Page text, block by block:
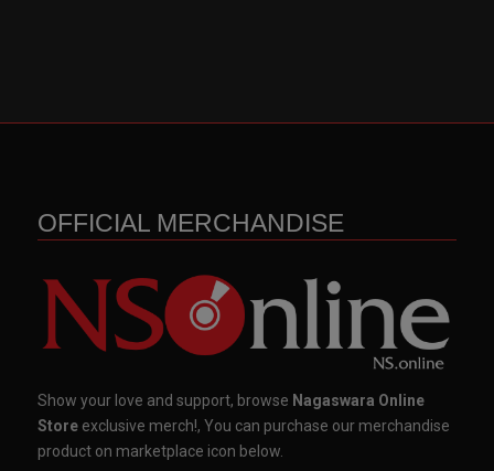
OFFICIAL MERCHANDISE
Show your love and support, browse Nagaswara Online
Store exclusive merch!, You can purchase our merchandise
product on marketplace icon below.